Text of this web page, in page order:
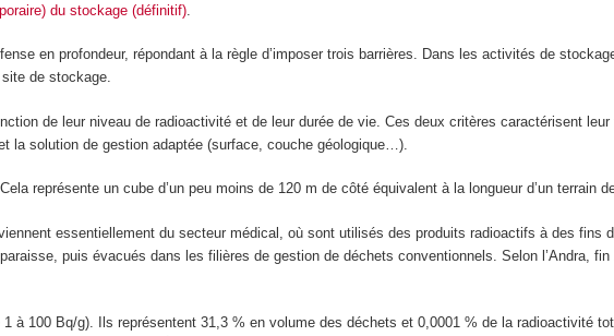
du stockage (définitif)
en profondeur, répondant à la règle d’imposer trois barrières. Dans les activités de
de stockage.
de leur niveau de radioactivité et de leur durée de vie. Ces deux critères caractérisent leur
solution de gestion adaptée (surface, couche géologique…).
représente un cube d’un peu moins de 120 m de côté équivalent à la longueur d’un terrain
essentiellement du secteur médical, où sont utilisés des produits radioactifs à des fins
puis évacués dans les filières de gestion de déchets conventionnels. Selon l’Andra, fin
à 100 Bq/g). Ils représentent 31,3 % en volume des déchets et 0,0001 % de la radioactivité